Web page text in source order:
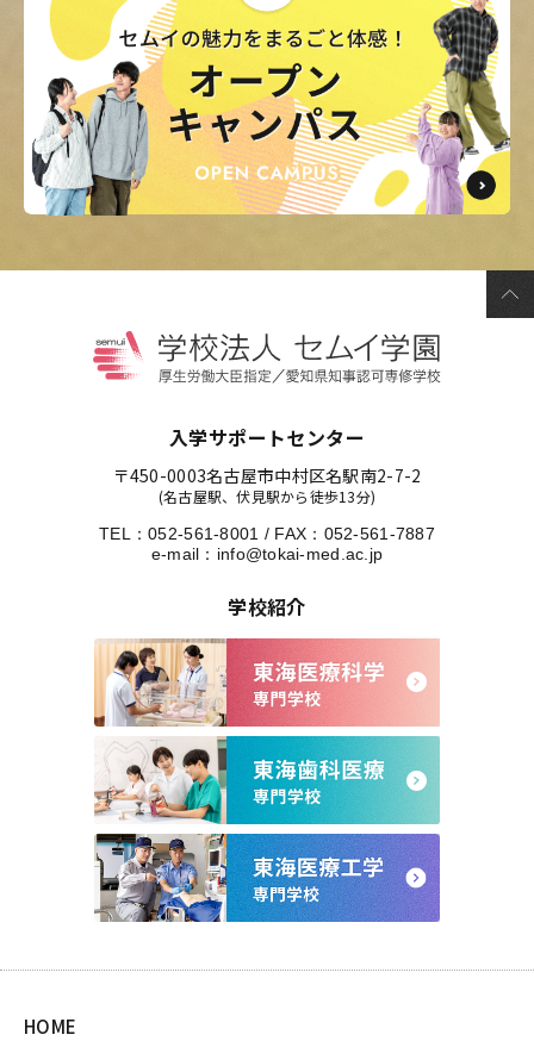
入学サポートセンター
〒450-0003名古屋市中村区名駅南2-7-2
(名古屋駅、伏見駅から徒歩13分)
TEL：052-561-8001 / FAX：052-561-7887
e-mail： info@tokai-med.ac.jp
学校紹介
HOME